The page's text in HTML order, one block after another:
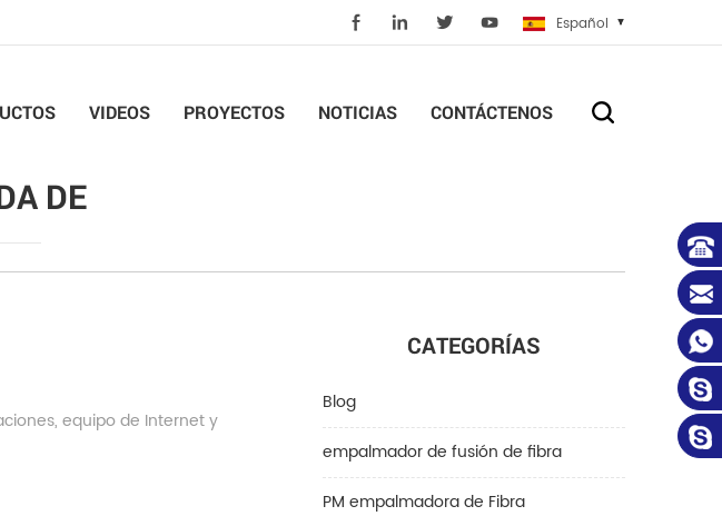
Español
VIDEOS PROYECTOS NOTICIAS CONTÁCTENOS
DE
CATEGORÍAS
Blog
empalmador de fusión de fibra
PM empalmadora de Fibra
equipo de Internet y